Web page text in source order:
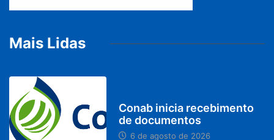
Mais Lidas
Conab inicia recebimento
de documentos
6 de agosto de 2026